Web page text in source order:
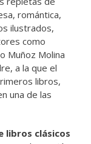
romántica,
ilustrados,
como
Muñoz Molina
a la que el
libros,
una de las
libros clásicos